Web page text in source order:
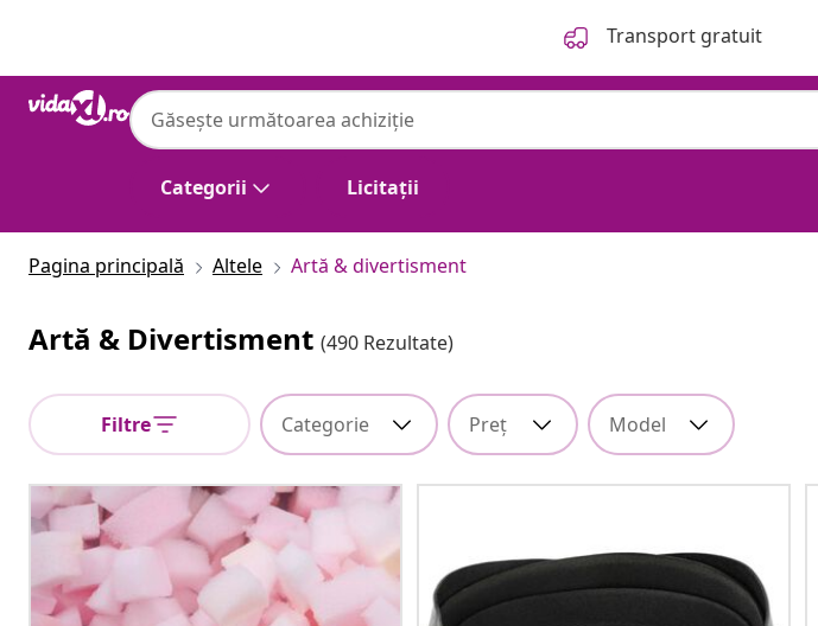
Transport gratuit
Categorii Licitații
Pagina principală Altele Artă & divertisment
Artă & Divertisment (490 Rezultate)
Filtre Categorie Preț Model